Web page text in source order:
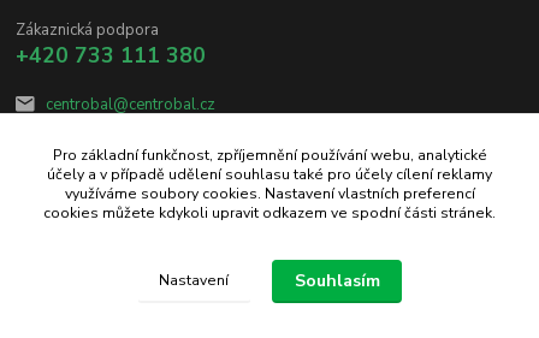
Zákaznická podpora
+420 733 111 380
centrobal@centrobal.cz
Upravit sběr cookies.
Pro základní funkčnost, zpříjemnění používání webu, analytické
účely a v případě udělení souhlasu také pro účely cílení reklamy
využíváme soubory cookies. Nastavení vlastních preferencí
cookies můžete kdykoli upravit odkazem ve spodní části stránek.
Nastavení Souhlasím